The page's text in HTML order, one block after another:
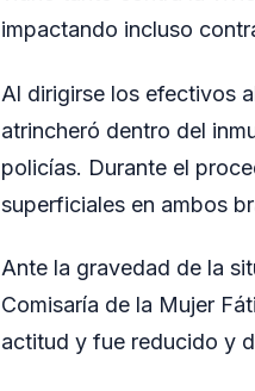
impactando incluso
Al dirigirse los efectivos
atrincheró dentro del
policías. Durante el
superficiales en ambos
Ante la gravedad de la
Comisaría de la Mujer
actitud y fue reducido y